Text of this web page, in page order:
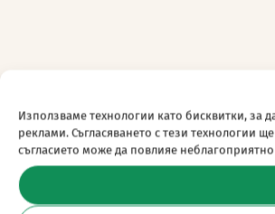
Използваме технологии като бисквитки,
реклами. Съгласяването с тези технологии
съгласието може да повлияе